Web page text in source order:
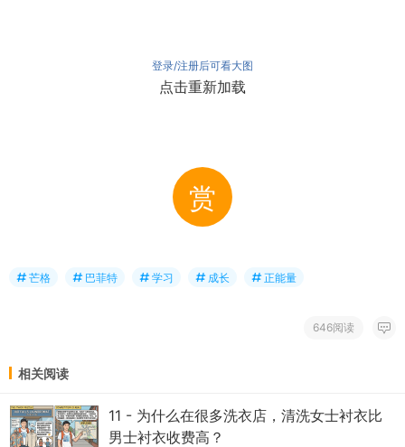
登录/注册后可看大图
点击重新加载
赏
芒格 巴菲特 学习 成长 正能量
646阅读
相关阅读
11 - 为什么在很多洗衣店，清洗女士衬衣比
男士衬衣收费高？